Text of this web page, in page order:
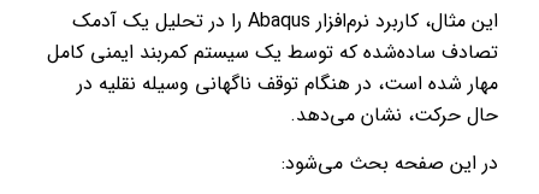
این مثال، کاربرد نرم‌افزار Abaqus را در تحلیل یک آدمک
تصادف ساده‌شده که توسط یک سیستم کمربند ایمنی کامل
مهار شده است، در هنگام توقف ناگهانی وسیله نقلیه در
حال حرکت، نشان می‌دهد.
در این صفحه بحث می‌شود: